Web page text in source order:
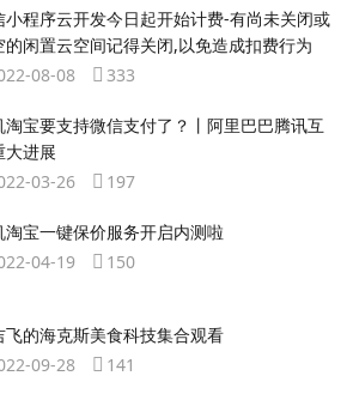
小程序云开发今日起开始计费-有尚未关闭或
的闲置云空间记得关闭,以免造成扣费行为
08-08
333
淘宝要支持微信支付了？丨阿里巴巴腾讯互
大进展
03-26
197
淘宝一键保价服务开启内测啦
04-19
150
飞的海克斯美食科技集合观看
09-28
141